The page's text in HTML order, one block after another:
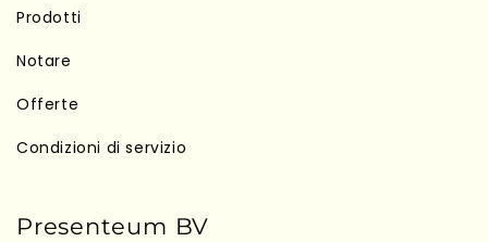
Prodotti
Notare
Offerte
Condizioni di servizio
Presenteum BV